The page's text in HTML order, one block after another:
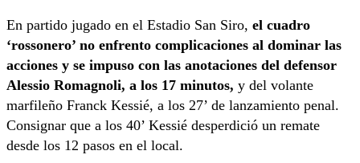
En partido jugado en el Estadio San Siro, el cuadro
‘rossonero’ no enfrento complicaciones al dominar las
acciones y se impuso con las anotaciones del defensor
Alessio Romagnoli, a los 17 minutos, y del volante
marfileño Franck Kessié, a los 27’ de lanzamiento penal.
Consignar que a los 40’ Kessié desperdició un remate
desde los 12 pasos en el local.